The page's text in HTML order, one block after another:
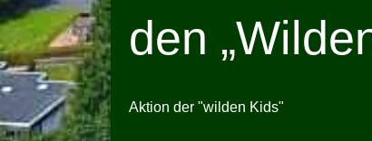
den
Aktion der "wilden Kids"